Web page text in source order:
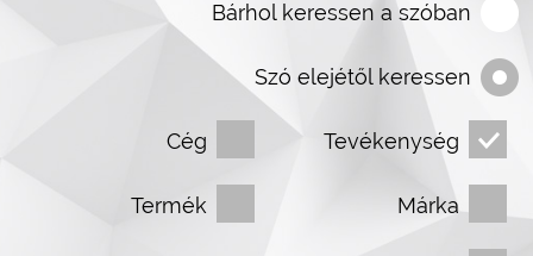
Bárhol keressen a szóban
Szó elejétől keressen
Cég Tevékenység
Termék Márka